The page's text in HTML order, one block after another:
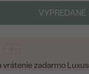
VYPREDANÉ
vrátenie zadarmo